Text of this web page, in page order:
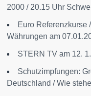
2000 / 20.15 Uhr
Euro Referenzkurse
Währungen am
STERN TV am 12.
Schutzimpfungen:
Deutschland / Wie